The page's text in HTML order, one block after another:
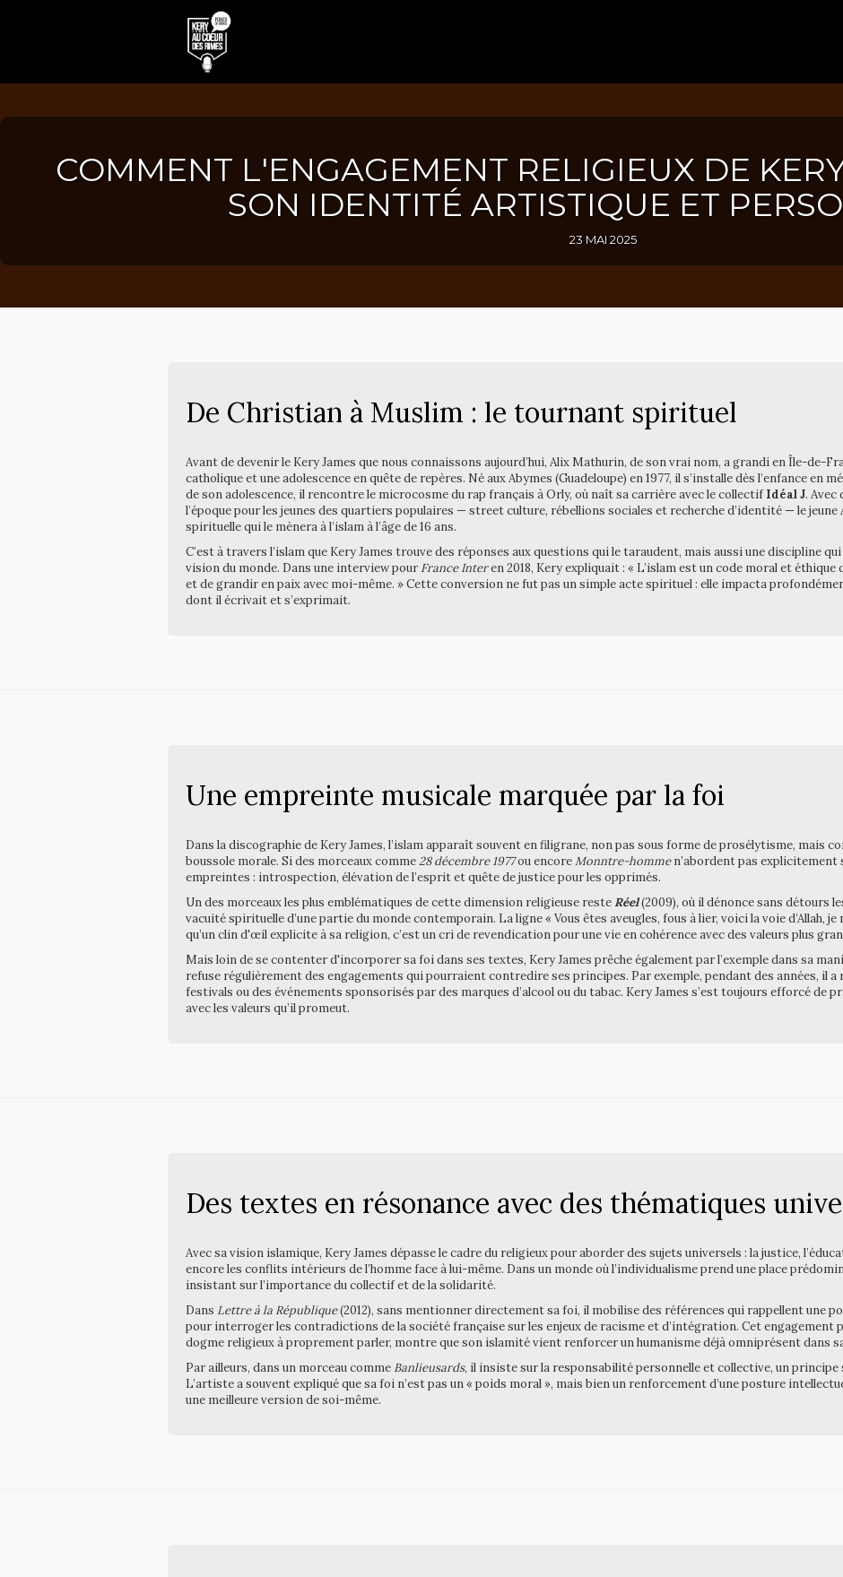
COMMENT L'ENGAGEMENT RELIGIEUX DE
SON IDENTITÉ ARTISTIQUE ET
23 MAI 2025
De Christian à Muslim : le tournant spirituel
Avant de devenir le Kery James que nous connaissons aujourd’hui, Alix Mathurin, de son vrai nom, a grandi en Île-de-
catholique et une adolescence en quête de repères. Né aux Abymes (Guadeloupe) en 1977, il s’installe dès l’enfance en
de son adolescence, il rencontre le microcosme du rap français à Orly, où naît sa carrière avec le collectif Idéal J. Avec
l’époque pour les jeunes des quartiers populaires — street culture, rébellions sociales et recherche d’identité — le jeune
spirituelle qui le mènera à l’islam à l’âge de 16 ans.
C’est à travers l’islam que Kery James trouve des réponses aux questions qui le taraudent, mais aussi une discipline
vision du monde. Dans une interview pour France Interen 2018, Kery expliquait : « L’islam est un code moral et
et de grandir en paix avec moi-même. » Cette conversion ne fut pas un simple acte spirituel : elle impacta
dont il écrivait et s’exprimait.
Une empreinte musicale marquée par la foi
Dans la discographie de Kery James, l’islam apparaît souvent en filigrane, non pas sous forme de prosélytisme, mais
boussole morale. Si des morceaux comme28 décembre 1977ou encoreMonntre-hommen’abordent pas explicitement
empreintes : introspection, élévation de l’esprit et quête de justice pour les opprimés.
Un des morceaux les plus emblématiques de cette dimension religieuse resteRéel(2009), où il dénonce sans détours
vacuité spirituelle d’une partie du monde contemporain. La ligne « Vous êtes aveugles, fous à lier, voici la voie d’Allah, je
qu’un clin d'œil explicite à sa religion, c’est un cri de revendication pour une vie en cohérence avec des valeurs plus
Mais loin de se contenter d'incorporer sa foi dans ses textes, Kery James prêche également par l’exemple dans sa
refuse régulièrement des engagements qui pourraient contredire ses principes. Par exemple, pendant des années, il a
festivals ou des événements sponsorisés par des marques d’alcool ou du tabac. Kery James s’est toujours efforcé de
avec les valeurs qu’il promeut.
Des textes en résonance avec des thématiques
Avec sa vision islamique, Kery James dépasse le cadre du religieux pour aborder des sujets universels : la justice,
encore les conflits intérieurs de l’homme face à lui-même. Dans un monde où l’individualisme prend une place
insistant sur l’importance du collectif et de la solidarité.
Dans Lettre à la République(2012), sans mentionner directement sa foi, il mobilise des références qui rappellent une
pour interroger les contradictions de la société française sur les enjeux de racisme et d’intégration. Cet engagement
dogme religieux à proprement parler, montre que son islamité vient renforcer un humanisme déjà omniprésent dans
Par ailleurs, dans un morceau comme Banlieusards, il insiste sur la responsabilité personnelle et collective, un principe
L’artiste a souvent expliqué que sa foi n’est pas un « poids moral », mais bien un renforcement d’une posture
une meilleure version de soi-même.